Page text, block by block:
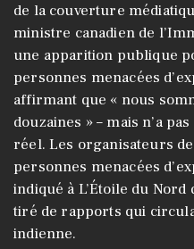
de la couverture
ministre canadien de
une apparition publique
personnes menacées
affirmant que « nous
douzaines » – mais n’a
réel. Les organisateurs
personnes menacées
indiqué à L’Étoile du
tiré de rapports qui
indienne.